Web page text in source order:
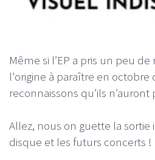
Même si l’EP a pris un peu
l'origine à paraître en octobre
reconnaissons qu’ils
Allez, nous on guette la
disque et les futurs concerts !